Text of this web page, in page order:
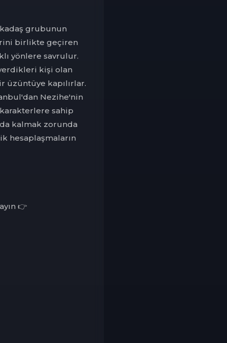
grubunun
birlikte geçiren
yönlere savrulur.
kişi olan
üzüntüye kapılırlar.
Nezihe'nin
sahip
kalmak zorunda
hesaplaşmaların
👉